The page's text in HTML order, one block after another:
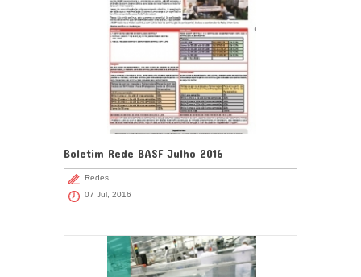
Boletim Rede BASF Julho 2016
Redes
07 Jul, 2016